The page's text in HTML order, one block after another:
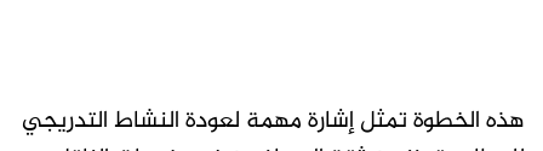
هذه الخطوة تمثل إشارة مهمة لعودة النشاط التدريجي